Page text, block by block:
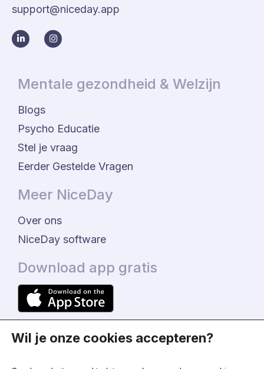
support@niceday.app
Mentale gezondheid & Welzijn
Blogs
Psycho Educatie
Stel je vraag
Eerder Gestelde Vragen
Meer NiceDay
Over ons
NiceDay software
Download app gratis
Wil je onze cookies accepteren?